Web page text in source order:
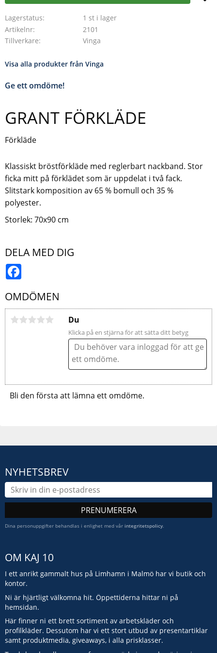
Lagerstatus
1 st i lager
Artikelnr
2101
Tillverkare
Vinga
Visa alla produkter från Vinga
Ge ett omdöme!
GRANT FÖRKLÄDE
Förkläde
Klassiskt bröstförkläde med reglerbart nackband. Stor
ficka mitt på förklädet som är uppdelat i två fack.
Slitstark komposition av 65 % bomull och 35 %
polyester.
Storlek: 70x90 cm
DELA MED DIG
OMDÖMEN
Du
Klicka på en stjärna för att sätta ditt betyg
Bli den första att lämna ett omdöme.
NYHETSBREV
PRENUMERERA
Dina personuppgifter behandlas i enlighet med vår integritetspolicy.
OM KAJ 10
I ett anrikt gammalt hus på Limhamn i Malmö har vi butik och
kontor.
Ni är hjärtligt välkomna hit. Öppettiderna hittar ni på
hemsidan.
Här finner ni ett brett sortiment av arbetskläder och
profilkläder. Dessutom har vi ett stort utbud av presentartiklar
samt produktmedia, giveaways, i alla prisklasser.